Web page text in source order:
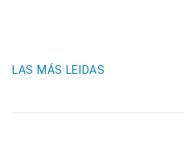
LAS MÁS LEIDAS